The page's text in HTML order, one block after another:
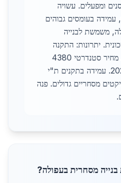
ומפעלים. עשויה
עמידה בעומסים גבוהים
משמשת לבנייה
יתרונות: התקנה
מהירה, גמישות תכנון. מחיר סטנדרטי 4380
שקלים לטון בשנת 2026. עמידה בתקנים ת"י
מסחריים גדולים. פנה
מסחרית בעפולה?